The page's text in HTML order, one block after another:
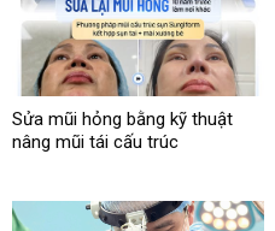
Sửa mũi hỏng bằng kỹ thuật
nâng mũi tái cấu trúc